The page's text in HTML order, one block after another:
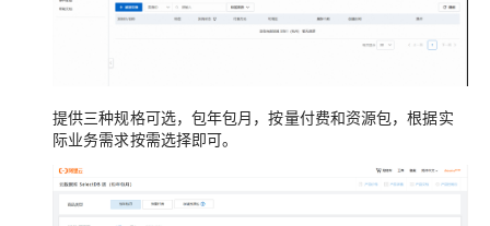
提供三种规格可选，包年包月，按量付费和资源包，根据实
际业务需求按需选择即可。